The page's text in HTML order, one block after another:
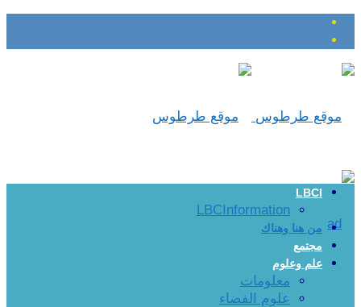
LBCI
LBCInformation
من هنا وهناك
مجتمع
علم وعلوم
معلومات
علوم الفضاء